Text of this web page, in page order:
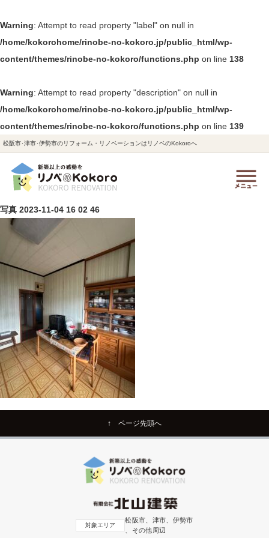
Warning: Attempt to read property "label" on null in
/home/kokorohome/rinobe-no-kokoro.jp/public_html/wp-
content/themes/rinobe-no-kokoro/functions.php on line 138
Warning: Attempt to read property "description" on null in
/home/kokorohome/rinobe-no-kokoro.jp/public_html/wp-
content/themes/rinobe-no-kokoro/functions.php on line 139
松阪市･津市･伊勢市のリフォーム・リノベーションはリノベのKokoroへ
写真 2023-11-04 16 02 46
↑ ページ先頭へ
対象エリア
松阪市、津市、伊勢市
、その他周辺